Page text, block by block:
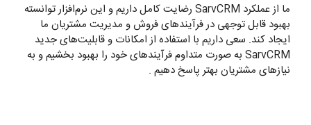
ما از عملکرد SarvCRM رضایت کامل داریم و این نرم‌افزار توانسته
بهبود قابل توجهی در فرآیندهای فروش و مدیریت مشتریان ما
ایجاد کند. سعی داریم با استفاده از امکانات و قابلیت‌های جدید
SarvCRM به صورت متداوم فرآیندهای خود را بهبود بخشیم و به
نیازهای مشتریان بهتر پاسخ دهیم .